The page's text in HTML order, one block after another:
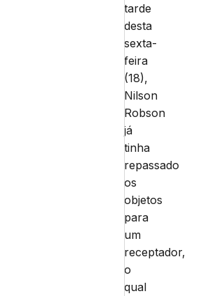
tarde
desta
sexta-
feira
(18),
Nilson
Robson
já
tinha
repassado
os
objetos
para
um
receptador,
o
qual